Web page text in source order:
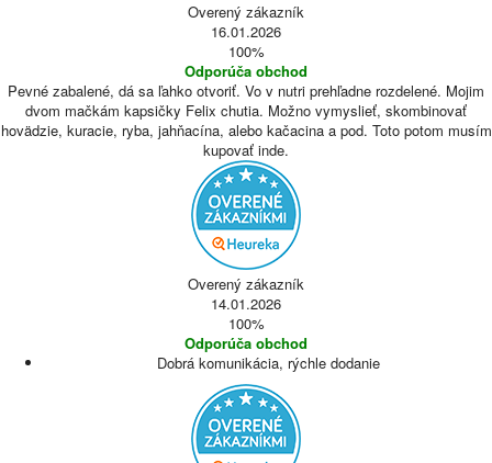
Overený zákazník
16.01.2026
100%
Odporúča obchod
Pevné zabalené, dá sa ľahko otvoriť. Vo v nutri prehľadne rozdelené. Mojim
dvom mačkám kapsičky Felix chutia. Možno vymyslieť, skombinovať
hovädzie, kuracie, ryba, jahňacína, alebo kačacina a pod. Toto potom musím
kupovať inde.
Overený zákazník
14.01.2026
100%
Odporúča obchod
Dobrá komunikácia, rýchle dodanie